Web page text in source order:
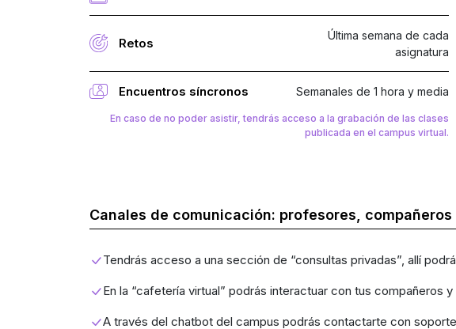
Retos
Última semana de cada
asignatura
Encuentros síncronos Semanales de 1 hora y media
En caso de no poder asistir, tendrás acceso a la grabación de las clases
publicada en el campus virtual.
Canales de comunicación: profesores,
Tendrás acceso a una sección de “consultas privadas”, allí
En la “cafetería virtual” podrás interactuar con tus compañeros
A través del chatbot del campus podrás contactarte con